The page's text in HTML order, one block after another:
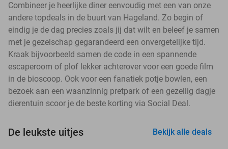
Combineer je heerlijke diner eenvoudig met een van onze
andere topdeals in de buurt van Hageland. Zo begin of
eindig je de dag precies zoals jij dat wilt en beleef je samen
met je gezelschap gegarandeerd een onvergetelijke tijd.
Kraak bijvoorbeeld samen de code in een spannende
escaperoom of plof lekker achterover voor een goede film
in de bioscoop. Ook voor een fanatiek potje bowlen, een
bezoek aan een waanzinnig pretpark of een gezellig dagje
dierentuin scoor je de beste korting via Social Deal.
De leukste uitjes Bekijk alle deals